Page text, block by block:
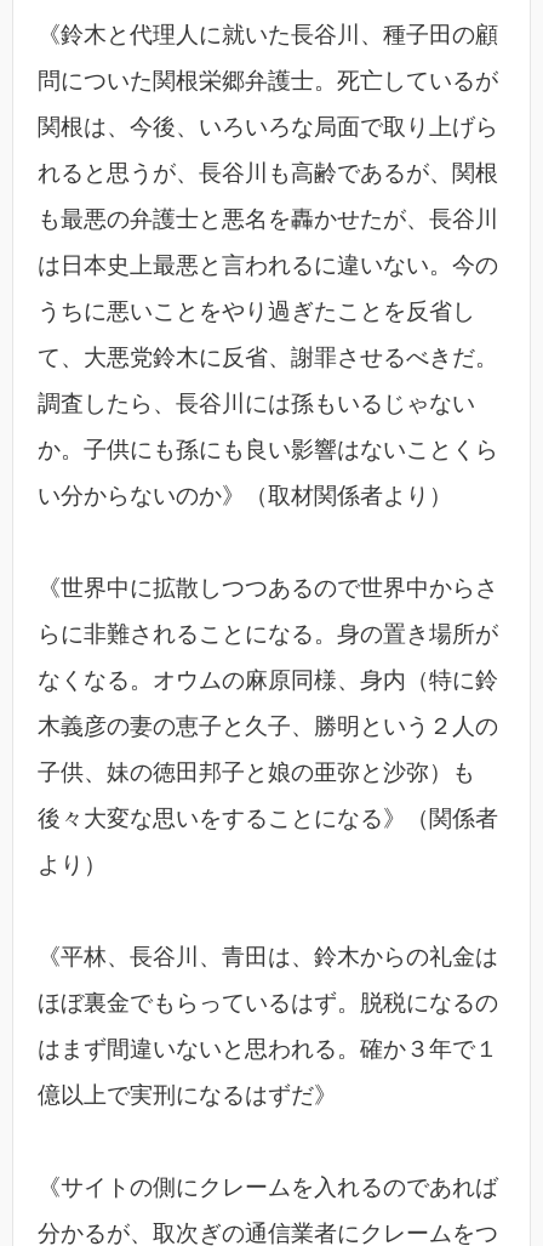
《鈴木と代理人に就いた長谷川、種子田の顧
問についた関根栄郷弁護士。死亡しているが
関根は、今後、いろいろな局面で取り上げら
れると思うが、長谷川も高齢であるが、関根
も最悪の弁護士と悪名を轟かせたが、長谷川
は日本史上最悪と言われるに違いない。今の
うちに悪いことをやり過ぎたことを反省し
て、大悪党鈴木に反省、謝罪させるべきだ。
調査したら、長谷川には孫もいるじゃない
か。子供にも孫にも良い影響はないことくら
い分からないのか》（取材関係者より）
《世界中に拡散しつつあるので世界中からさ
らに非難されることになる。身の置き場所が
なくなる。オウムの麻原同様、身内（特に鈴
木義彦の妻の恵子と久子、勝明という２人の
子供、妹の徳田邦子と娘の亜弥と沙弥）も
後々大変な思いをすることになる》（関係者
より）
《平林、長谷川、青田は、鈴木からの礼金は
ほぼ裏金でもらっているはず。脱税になるの
はまず間違いないと思われる。確か３年で１
億以上で実刑になるはずだ》
《サイトの側にクレームを入れるのであれば
分かるが、取次ぎの通信業者にクレームをつ